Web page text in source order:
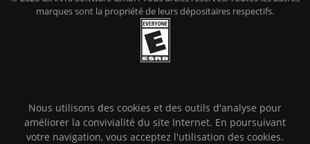
marques sont la propriété de leurs dépositaires respectifs.
Nous utilisons des cookies et des outils d'analyse pour
améliorer la convivialité du site Internet. En poursuivant
votre navigation, vous acceptez l'utilisation des cookies.